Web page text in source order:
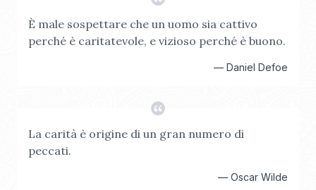
È male sospettare che un uomo sia cattivo
perché è caritatevole, e vizioso perché è buono.
— Daniel Defoe
La carità è origine di un gran numero di
peccati.
— Oscar Wilde